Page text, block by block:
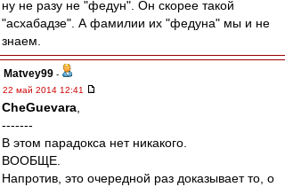
ну не разу не "федун". Он скорее такой
"асхабадзе". А фамилии их "федуна" мы и не
знаем.
Matvey99 -
22 май 2014 12:41
CheGuevara
-------
В этом парадокса нет никакого.
ВООБЩЕ.
Напротив, это очередной раз доказывает то, о